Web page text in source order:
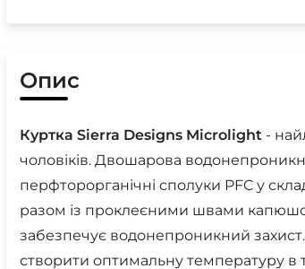
Опис
Куртка Sierra Designs Microlight -
чоловіків. Двошарова
перфторорганічні сполуки PFC у
разом із проклеєними швами
забезпечує водонепроникний
створити оптимальну температуру